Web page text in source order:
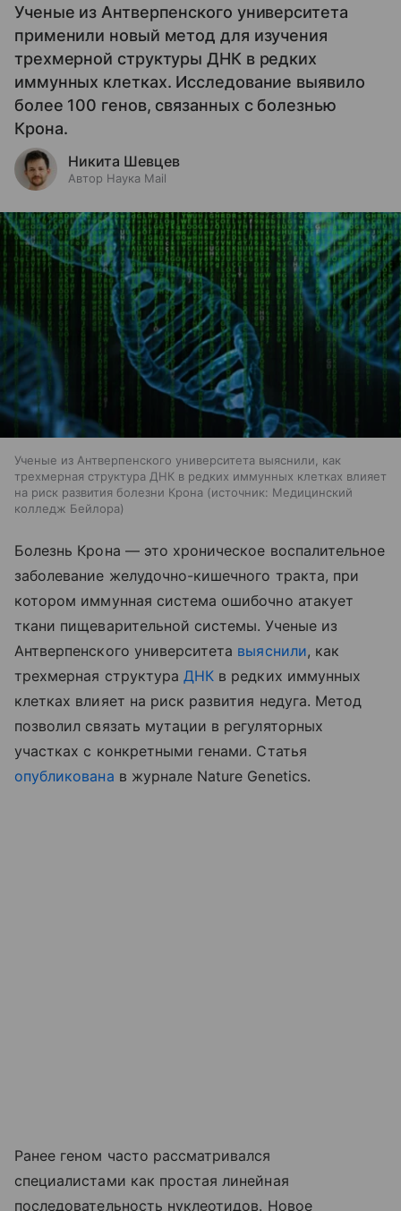
Ученые из Антверпенского университета
применили новый метод для изучения
трехмерной структуры ДНК в редких
иммунных клетках. Исследование выявило
более 100 генов, связанных с болезнью
Крона.
Никита Шевцев
Автор Наука Mail
Ученые из Антверпенского университета выяснили, как
трехмерная структура ДНК в редких иммунных клетках влияет
на риск развития болезни Крона
источник: Медицинский
колледж Бейлора
Болезнь Крона — это хроническое воспалительное
заболевание желудочно-кишечного тракта, при
котором иммунная система ошибочно атакует
ткани пищеварительной системы. Ученые из
Антверпенского университета выяснили, как
трехмерная структураДНК в редких иммунных
клетках влияет на риск развития недуга. Метод
позволил связать мутации в регуляторных
участках с конкретными генами. Статья
опубликована в журнале Nature Genetics.
Ранее геном часто рассматривался
специалистами как простая линейная
последовательность нуклеотидов. Новое